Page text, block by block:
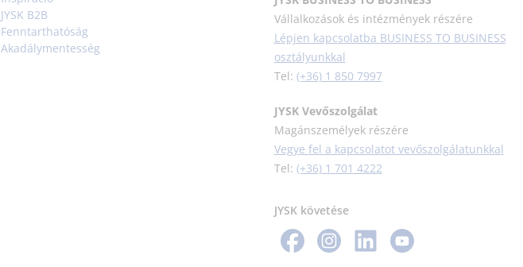
JYSK B2B
Fenntarthatóság
Akadálymentesség
Vállalkozások és intézmények részére
Lépjen kapcsolatba BUSINESS TO BUSINESS
osztályunkkal
Tel: (+36) 1 850 7997
JYSK Vevőszolgálat
Magánszemélyek részére
Vegye fel a kapcsolatot vevőszolgálatunkkal
Tel: (+36) 1 701 4222
JYSK követése